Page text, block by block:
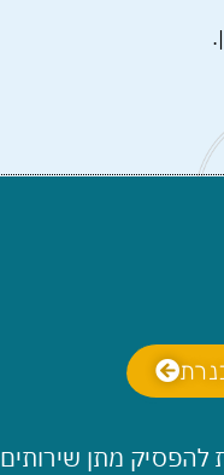
להפסיק מתן שירותים